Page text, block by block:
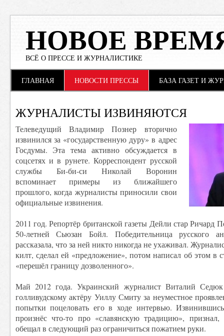
НОВОЕ
ВСЁ О ПРЕССЕ И ЖУРНАЛИСТИКЕ
Main menu
ГЛАВНАЯ НОВОСТИ ПРЕССЫ БАЗА ГАЗЕТ И
ЖУРНАЛИСТЫ ИЗВИНЯЮТСЯ
Телеведущий Владимир Познер вторично
извинился за «государственную дуру» в адрес
Госдумы. Эта тема активно обсуждается в
соцсетях и в рунете. Корреспондент русской
службы Би-би-си Николай Воронин
вспоминает примеры из ближайшего
прошлого, когда журналисты приносили свои
официальные извинения.
2011 год. Репортёр британской газеты Дейли стар Ричард
50-летней Сьюзан Бойл. Победительница русского
рассказала, что за ней никто никогда не ухаживал.
килт, сделал ей «предложение», потом написал об этом в
«перешёл границу дозволенного».
Май 2012 года. Украинский журналист Виталий
голливудскому актёру Уиллу Смиту за неуместное
попытки поцеловать его в ходе интервью.
произнёс что-то про «славянскую традицию»,
обещал в следующий раз ограничиться пожатием руки.